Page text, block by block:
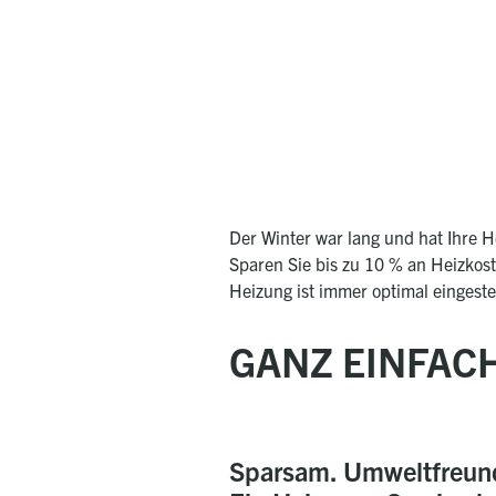
Der Winter war lang und hat Ihre
Sparen Sie bis zu 10 % an
Heizung ist immer optimal
GANZ
Sparsam.